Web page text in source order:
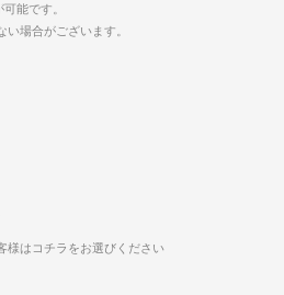
能です。
い場合がございます。
様はコチラをお選びください